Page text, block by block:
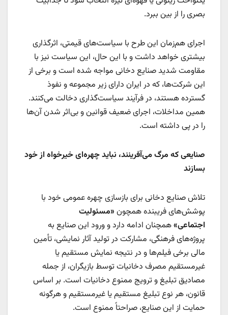
بصری را از بین ببرد.
اجرای هم‌زمان این طرح با سیاست‌های قیمتی، اثرگذاری
بیشتری خواهد داشت و با این حال، این سیاست نیز با
مقاومت شدید صنایع دخانی مواجه شده است و برخی از
این شرکت‌ها، که در ایران دارای زیر مجموعه و نفوذ
گسترده هستند، در فرآیند سیاست‌گذاری دخالت می‌کنند.
همین مداخلات، اجرای ضعیف قوانین و بی‌اثر شدن آن‌ها
را در پی داشته است.
صنایعی که مرگ می‌آفرینند، نباید چهره‌ای خیرخواه از خود
بسازند
تلاش صنایع دخانی برای بازسازی چهره عمومی خود با
پوشش‌های فریبنده همچون «مسئولیت
اجتماعی»همچنان ادامه دارد و ورود این صنایع به
پروژه‌های فرهنگی، مشارکت در تولید آثار نمایشی، تأمین
مالی برخی فیلم‌ها و در نتیجه نمایش مستقیم یا
غیرمستقیم مصرف دخانیات توسط بازیگران، از جمله
مصادیق تبلیغ و ترویج ممنوع دخانیات است. بر اساس
قانون، هر نوع تبلیغ مستقیم یا غیرمستقیم و هرگونه
حمایت از این صنایع، صراحتاً ممنوع است.